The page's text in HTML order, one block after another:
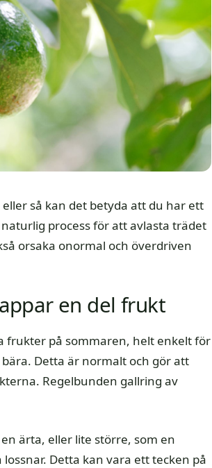
så kan det betyda att du har ett
process för att avlasta trädet
orsaka onormal och överdriven
en del frukt
frukter på sommaren, helt enkelt för
Detta är normalt och gör att
Regelbunden gallring av
ärta, eller lite större, som en
Detta kan vara ett tecken på